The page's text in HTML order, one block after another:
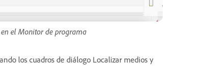
el Monitor de programa
los cuadros de diálogo Localizar medios y